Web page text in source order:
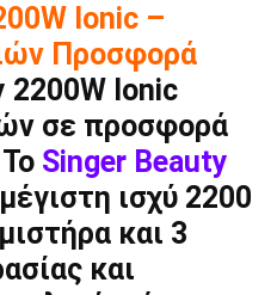
Ionic –
Προσφορά
2200W Ionic
σε προσφορά
Singer Beauty
ισχύ 2200
και 3
και